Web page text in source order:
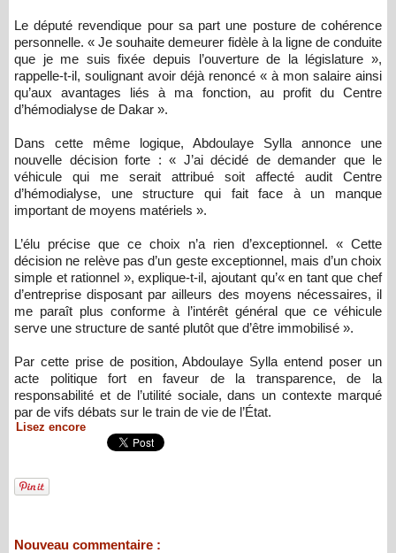
Le député revendique pour sa part une posture de cohérence
personnelle. « Je souhaite demeurer fidèle à la ligne de conduite
que je me suis fixée depuis l’ouverture de la législature »,
rappelle-t-il, soulignant avoir déjà renoncé « à mon salaire ainsi
qu’aux avantages liés à ma fonction, au profit du Centre
d’hémodialyse de Dakar ».
Dans cette même logique, Abdoulaye Sylla annonce une
nouvelle décision forte : « J’ai décidé de demander que le
véhicule qui me serait attribué soit affecté audit Centre
d’hémodialyse, une structure qui fait face à un manque
important de moyens matériels ».
L’élu précise que ce choix n’a rien d’exceptionnel. « Cette
décision ne relève pas d’un geste exceptionnel, mais d’un choix
simple et rationnel », explique-t-il, ajoutant qu’« en tant que chef
d’entreprise disposant par ailleurs des moyens nécessaires, il
me paraît plus conforme à l’intérêt général que ce véhicule
serve une structure de santé plutôt que d’être immobilisé ».
Par cette prise de position, Abdoulaye Sylla entend poser un
acte politique fort en faveur de la transparence, de la
responsabilité et de l’utilité sociale, dans un contexte marqué
par de vifs débats sur le train de vie de l’État.
Lisez encore
Nouveau commentaire :